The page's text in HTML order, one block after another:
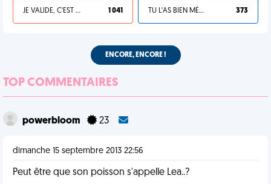
JE VALIDE, C'EST UNE VDM 1 041 TU L'AS BIEN MÉRITÉ 373
ENCORE, ENCORE !
TOP COMMENTAIRES
powerbloom 23
dimanche 15 septembre 2013 22:56
Peut être que son poisson s'appelle Lea..?